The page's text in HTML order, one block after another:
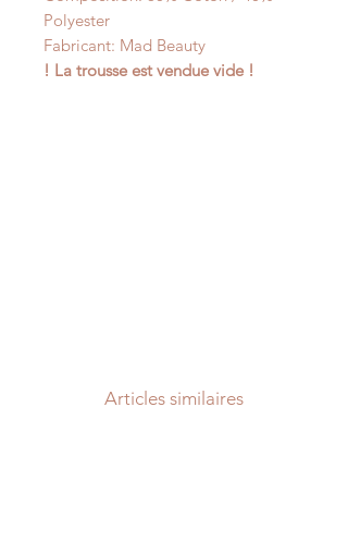
Polyester
Fabricant: Mad Beauty
! La trousse est vendue vide !
Articles similaires